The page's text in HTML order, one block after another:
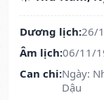
Dương lịch:26/
Âm lịch:06/11/
Can chi:Ngày:
Dậu